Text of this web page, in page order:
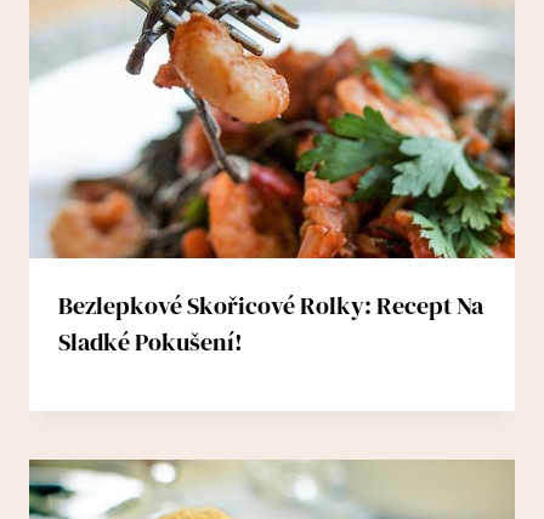
Bezlepkové Skořicové Rolky: Recept Na
Sladké Pokušení!